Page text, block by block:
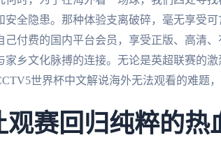
安全隐患。那种体验支离破碎，毫无享受
己付费的国内平台会员，享受正版、高清
家乡文化脉搏的连接。无论是英超联赛的
世界杯中文解说海外无法观看的难题，
观赛回归纯粹的热